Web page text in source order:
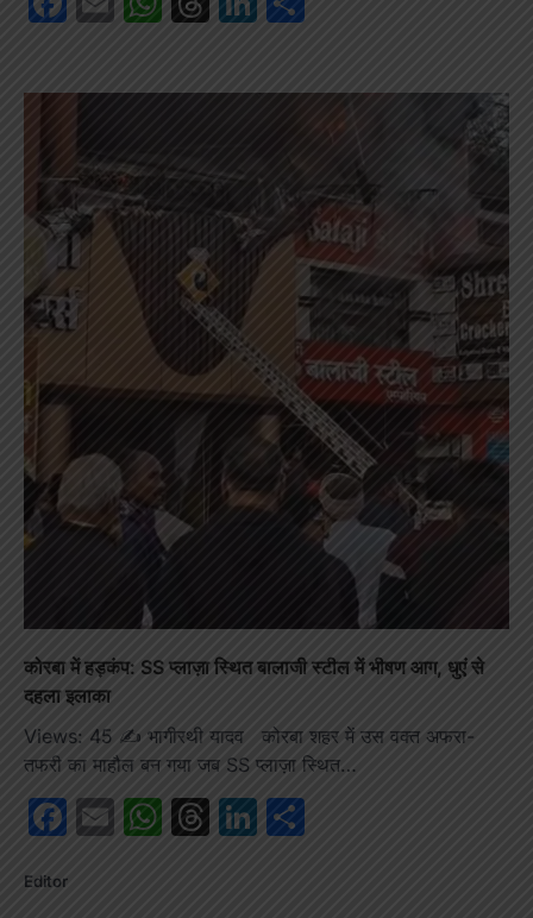
कोरबा में हड़कंप: SS प्लाज़ा स्थित बालाजी स्टील में भीषण आग, धुएं से
दहला इलाका
Views: 45 ✍️ भागीरथी यादव कोरबा शहर में उस वक्त अफरा-
तफरी का माहौल बन गया जब SS प्लाज़ा स्थित…
Facebook
EmailWhatsApp
Threads
LinkedIn
Editor